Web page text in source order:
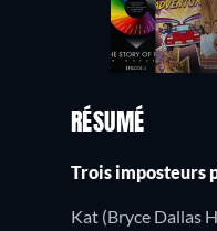
RÉSUMÉ
Trois imposteurs
Kat (Bryce Dallas